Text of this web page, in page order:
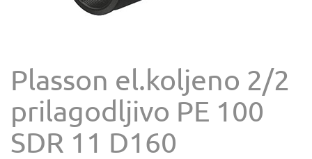
Plasson el.koljeno 2/2
prilagodljivo PE 100
SDR 11 D160